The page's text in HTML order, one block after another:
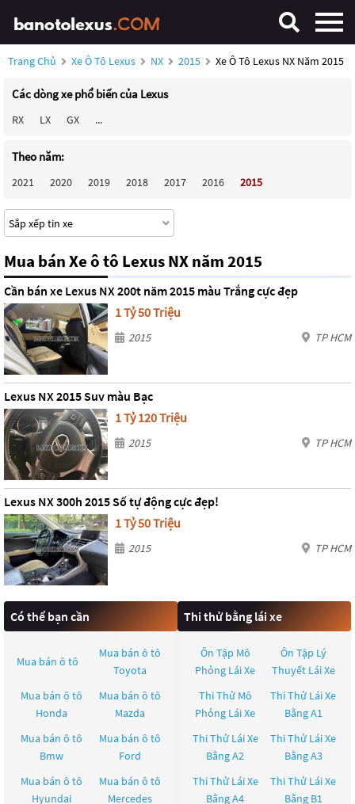
Trang Chủ Xe Ô Tô Lexus NX 2015 Xe Ô Tô Lexus NX Năm 2015
Các dòng xe phổ biến của Lexus
RX LX GX ...
Theo năm:
2021 2020 2019 2018 2017 2016 2015
Mua bán Xe ô tô Lexus NX năm 2015
Cần bán xe Lexus NX 200t năm 2015 màu Trắng cực đẹp
1 Tỷ 50 Triệu
2015 TP HCM
Lexus NX 2015 Suv màu Bạc
1 Tỷ 120 Triệu
2015 TP HCM
Lexus NX 300h 2015 Số tự động cực đẹp!
1 Tỷ 50 Triệu
2015 TP HCM
Có thể bạn cần
Mua bán ô tô
Mua bán ô tô
Toyota
Mua bán ô tô
Honda
Mua bán ô tô
Mazda
Mua bán ô tô
Bmw
Mua bán ô tô
Ford
Mua bán ô tô
Hyundai
Mua bán ô tô
Mercedes
Thi thử bằng lái xe
Ôn Tập Mô
Phỏng Lái Xe
Ôn Tập Lý
Thuyết Lái Xe
Thi Thử Mô
Phỏng Lái Xe
Thi Thử Lái Xe
Bằng A1
Thi Thử Lái Xe
Bằng A2
Thi Thử Lái Xe
Bằng A3
Thi Thử Lái Xe
Bằng A4
Thi Thử Lái Xe
Bằng B1